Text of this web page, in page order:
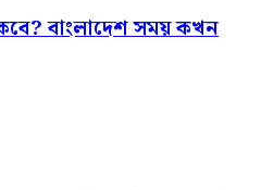
কবে? বাংলাদেশ সময় কখন